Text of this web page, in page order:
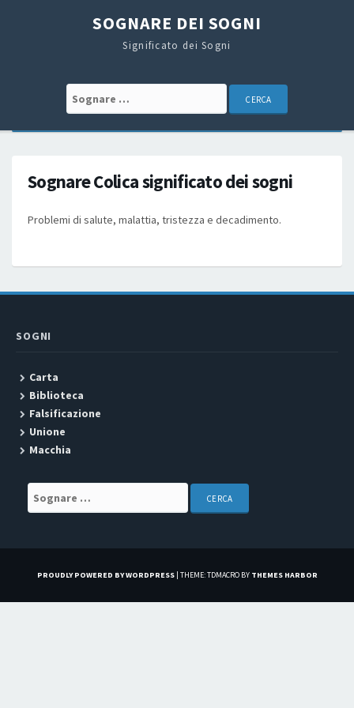
SOGNARE DEI SOGNI
Significato dei Sogni
Search for:
Sognare Colica significato dei sogni
Problemi di salute, malattia, tristezza e decadimento.
SOGNI
Carta
Biblioteca
Falsificazione
Unione
Macchia
Search for:
PROUDLY POWERED BY WORDPRESS | THEME: TDMACRO BY THEMES HARBOR